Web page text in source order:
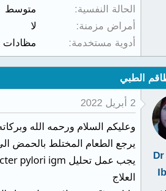
الحالة النفسية
متوسط
أمراض مزمنة
لا
أدوية مستخدمة
مظادات
الطبي
2 أبريل 2022
وعليكم السلام ورحمه الله
يرجع الطعام المختلط بالحمض
يجب عمل تحليل helicobacter pylori igm للتأكد من وجود جرثومة المعدة من عدمه ليتم تناول علاج للقضاء علي الميكروب
العلاج